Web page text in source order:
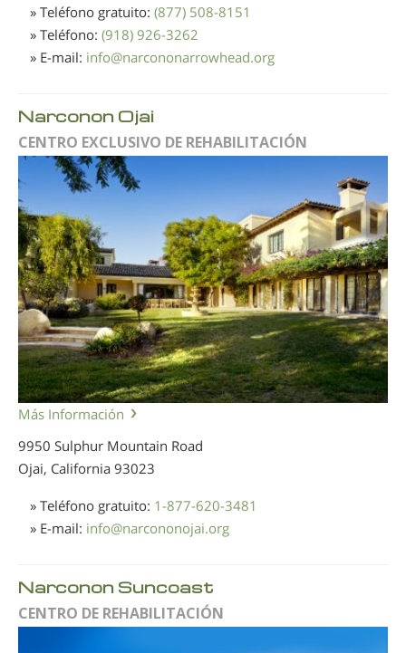
» Teléfono gratuito: (877) 508-8151
» Teléfono: (918) 926-3262
» E-mail: info@narcononarrowhead.org
Narconon Ojai
CENTRO EXCLUSIVO DE REHABILITACIÓN
Más Información
9950 Sulphur Mountain Road
Ojai, California 93023
» Teléfono gratuito: 1-877-620-3481
» E-mail: info@narcononojai.org
Narconon Suncoast
CENTRO DE REHABILITACIÓN